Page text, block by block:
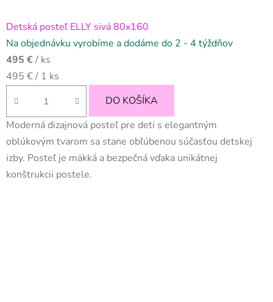
Detská posteľ ELLY sivá 80x160
Na objednávku vyrobíme a dodáme do 2 - 4 týždňov
495 €/ ks
Jednotková
495 € / 1 ks
DO KOŠÍKA
Moderná dizajnová posteľ pre deti s elegantným
oblúkovým tvarom sa stane obľúbenou súčasťou detskej
izby. Posteľ je mäkká a bezpečná vďaka unikátnej
konštrukcii postele.